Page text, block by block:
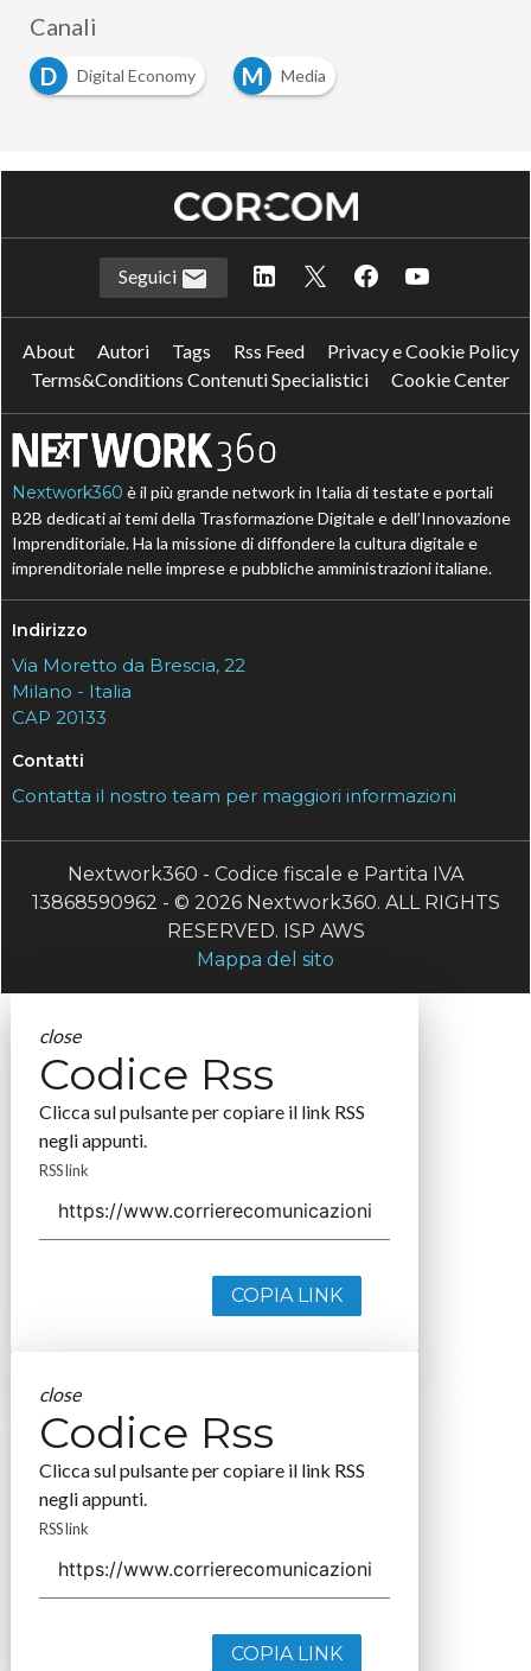
Canali
D
Digital Economy M Media
Seguici
About Autori Tags Rss Feed
Privacy e Cookie Policy
Terms&Conditions Contenuti Specialistici
Cookie Center
Nextwork360 è il più grande network in Italia di testate e portali
B2B dedicati ai temi della Trasformazione Digitale e dell’Innovazione
Imprenditoriale. Ha la missione di diffondere la cultura digitale e
imprenditoriale nelle imprese e pubbliche amministrazioni italiane.
Indirizzo
Via Moretto da Brescia, 22
Milano - Italia
CAP 20133
Contatti
Contatta il nostro team per maggiori informazioni
Nextwork360 - Codice fiscale e Partita IVA
13868590962 - © 2026 Nextwork360. ALL RIGHTS
RESERVED. ISP AWS
Mappa del sito
close
Codice Rss
Clicca sul pulsante per copiare il link RSS
negli appunti.
RSS link
COPIA LINK
close
Codice Rss
Clicca sul pulsante per copiare il link RSS
negli appunti.
RSS link
COPIA LINK